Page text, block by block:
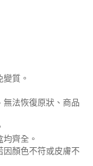
質。
法恢復原狀、商品
齊全。
因顏色不符或皮膚不